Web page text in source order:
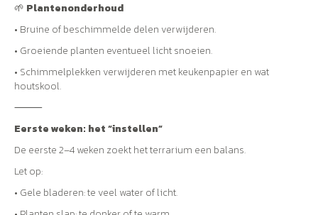
🌱 Plantenonderhoud
• Bruine of beschimmelde delen verwijderen.
• Groeiende planten eventueel licht snoeien.
• Schimmelplekken verwijderen met keukenpapier en wat
houtskool.
⸻
Eerste weken: het “instellen”
De eerste 2–4 weken zoekt het terrarium een balans.
Let op:
• Gele bladeren: te veel water of licht.